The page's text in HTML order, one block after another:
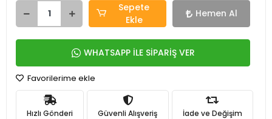
Sepete
Ekle
Hemen Al
WHATSAPP İLE SİPARİŞ VER
Favorilerime ekle
Hızlı Gönderi Güvenli Alışveriş İade ve Değişim